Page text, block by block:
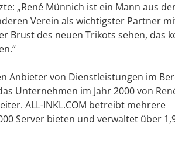
„René Münnich ist ein Mann aus
Verein als wichtigster Partner
Brust des neuen Trikots sehen, das
Anbieter von Dienstleistungen im
Unternehmen im Jahr 2000 von
ALL-INKL.COM betreibt mehrere
Server bieten und verwaltet über